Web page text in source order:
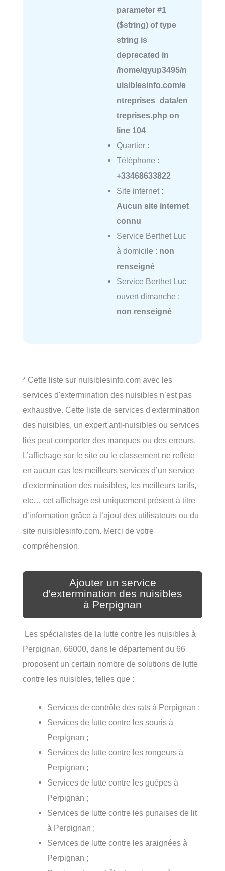
parameter #1
($string) of type
string is
deprecated in
/home/qyup3495/n
uisiblesinfo.com/e
ntreprises_data/en
treprises.php on
line 104
Quartier :
Téléphone :
+33468633822
Site internet :
Aucun site internet
connu
Service Berthet Luc
à domicile : non
renseigné
Service Berthet Luc
ouvert dimanche :
non renseigné
* Cette liste sur nuisiblesinfo.com avec les
services d'extermination des nuisibles n’est pas
exhaustive. Cette liste de services d'extermination
des nuisibles, un expert anti-nuisibles ou services
liés peut comporter des manques ou des erreurs.
L’affichage sur le site ou le classement ne reflète
en aucun cas les meilleurs services d’un service
d'extermination des nuisibles, les meilleurs tarifs,
etc… cet affichage est uniquement présent à titre
d’information grâce à l’ajout des utilisateurs ou du
site nuisiblesinfo.com. Merci de votre
compréhension.
Ajouter un service
d'extermination des nuisibles
à Perpignan
Les spécialistes de la lutte contre les nuisibles à
Perpignan, 66000, dans le département du 66
proposent un certain nombre de solutions de lutte
contre les nuisibles, telles que :
Services de contrôle des rats à Perpignan ;
Services de lutte contre les souris à
Perpignan ;
Services de lutte contre les rongeurs à
Perpignan ;
Services de lutte contre les guêpes à
Perpignan ;
Services de lutte contre les punaises de lit
à Perpignan ;
Services de lutte contre les araignées à
Perpignan ;